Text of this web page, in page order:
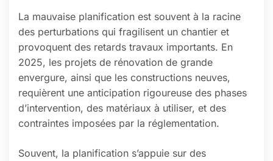
La mauvaise planification est souvent à la racine
des perturbations qui fragilisent un chantier et
provoquent des retards travaux importants. En
2025, les projets de rénovation de grande
envergure, ainsi que les constructions neuves,
requièrent une anticipation rigoureuse des phases
d’intervention, des matériaux à utiliser, et des
contraintes imposées par la réglementation.
Souvent, la planification s’appuie sur des